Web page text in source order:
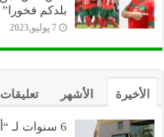
بلدكم فخورا”
7 يوليو,2023
الأخيرة الأشهر تعليقات
6 سنوات لـ “أجودان” تسلم 40 مليونا رشوة